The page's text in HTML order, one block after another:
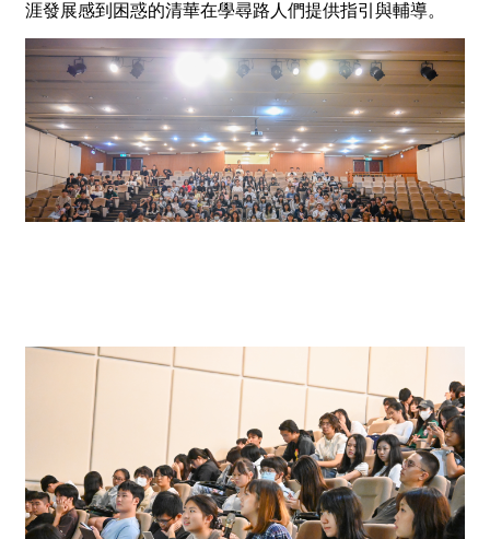
涯發展感到困惑的清華在學尋路人們提供指引與輔導。